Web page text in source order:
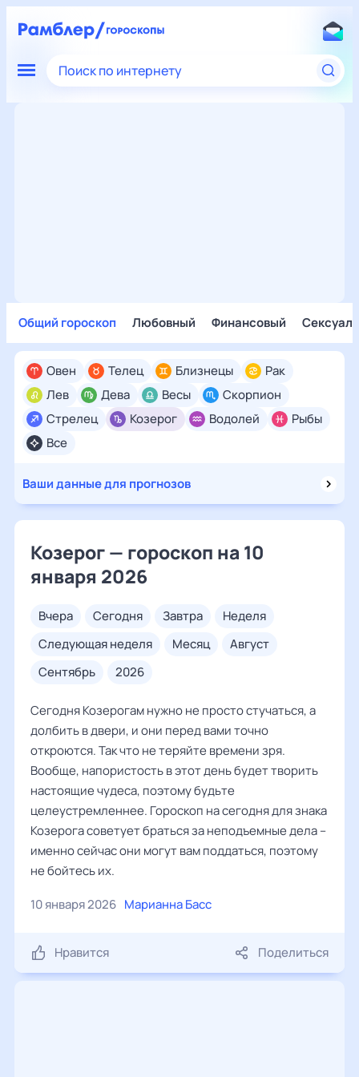
Поиск по интернету
Общий гороскоп Любовный Финансовый
Все
Овен Телец Близнецы
Рак
Лев
Дева Весы
Скорпион
Стрелец
Козерог Водолей Рыбы
Ваши данные для прогнозов
Козерог — гороскоп на 10
января 2026
вчера сегодня завтра
неделя
следующая неделя
месяц
август
сентябрь
2026
Сегодня Козерогам нужно не просто стучаться, а
долбить в двери, и они перед вами точно
откроются. Так что не теряйте времени зря.
Вообще, напористость в этот день будет творить
настоящие чудеса, поэтому будьте
целеустремленнее. Гороскоп на сегодня для знака
Козерога советует браться за неподъемные дела –
именно сейчас они могут вам поддаться, поэтому
не бойтесь их.
10 января 2026 Марианна Басс
Нравится Поделиться